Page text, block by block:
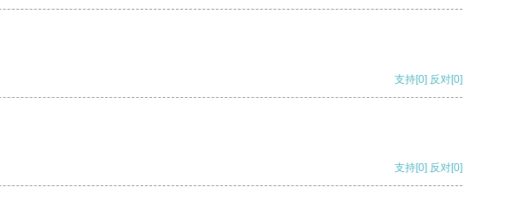
支持[0] 反对[0]
支持[0] 反对[0]